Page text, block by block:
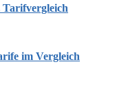
Tarifvergleich
im Vergleich